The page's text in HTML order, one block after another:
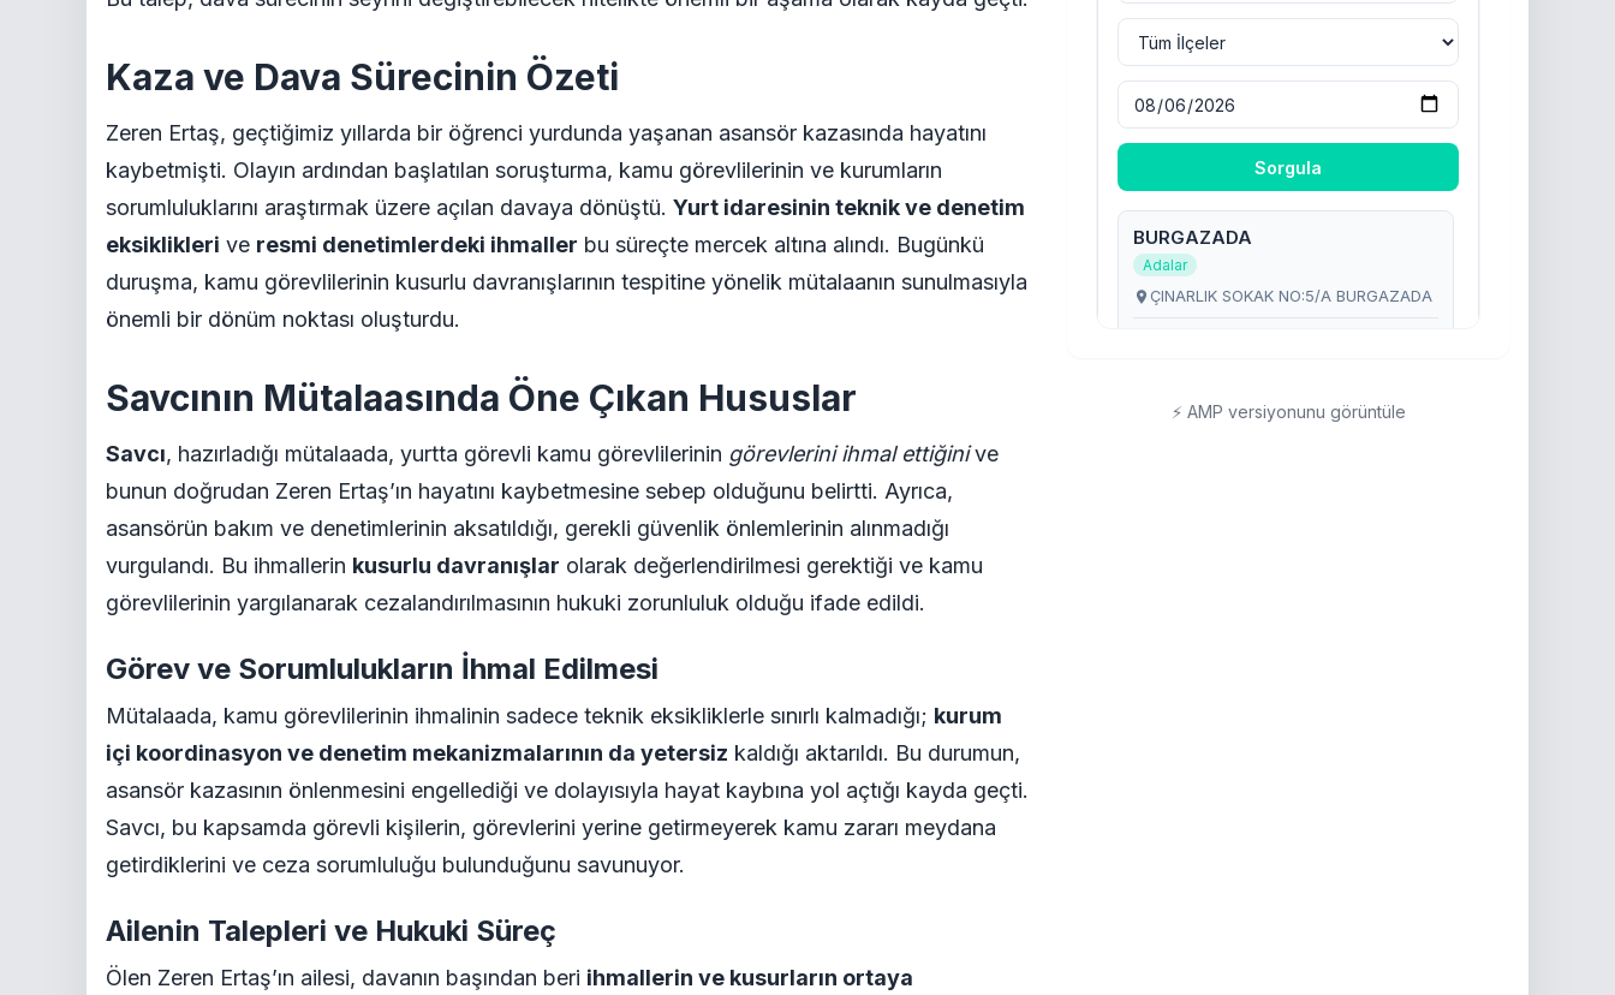
Kaza ve Dava Sürecinin Özeti
Zeren Ertaş, geçtiğimiz yıllarda bir öğrenci yurdunda yaşanan asansör kazasında hayatını
kaybetmişti. Olayın ardından başlatılan soruşturma, kamu görevlilerinin ve kurumların
sorumluluklarını araştırmak üzere açılan davaya dönüştü. Yurt idaresinin teknik ve denetim
eksiklikleri ve resmi denetimlerdeki ihmaller bu süreçte mercek altına alındı. Bugünkü
duruşma, kamu görevlilerinin kusurlu davranışlarının tespitine yönelik mütalaanın sunulmasıyla
önemli bir dönüm noktası oluşturdu.
Savcının Mütalaasında Öne Çıkan Hususlar
Savcı, hazırladığı mütalaada, yurtta görevli kamu görevlilerinin görevlerini ihmal ettiğinive
bunun doğrudan Zeren Ertaş’ın hayatını kaybetmesine sebep olduğunu belirtti. Ayrıca,
asansörün bakım ve denetimlerinin aksatıldığı, gerekli güvenlik önlemlerinin alınmadığı
vurgulandı. Bu ihmallerin kusurlu davranışlar olarak değerlendirilmesi gerektiği ve kamu
görevlilerinin yargılanarak cezalandırılmasının hukuki zorunluluk olduğu ifade edildi.
Görev ve Sorumlulukların İhmal Edilmesi
Mütalaada, kamu görevlilerinin ihmalinin sadece teknik eksikliklerle sınırlı kalmadığı; kurum
içi koordinasyon ve denetim mekanizmalarının da yetersiz kaldığı aktarıldı. Bu durumun,
asansör kazasının önlenmesini engellediği ve dolayısıyla hayat kaybına yol açtığı kayda geçti.
Savcı, bu kapsamda görevli kişilerin, görevlerini yerine getirmeyerek kamu zararı meydana
getirdiklerini ve ceza sorumluluğu bulunduğunu savunuyor.
Ailenin Talepleri ve Hukuki Süreç
Ölen Zeren Ertaş’ın ailesi, davanın başından beri ihmallerin ve kusurların ortaya
⚡ AMP versiyonunu görüntüle